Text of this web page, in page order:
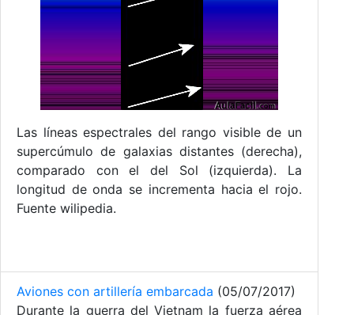
Las líneas espectrales del rango visible de un
supercúmulo de galaxias distantes (derecha),
comparado con el del Sol (izquierda). La
longitud de onda se incrementa hacia el rojo.
Fuente wilipedia.
Aviones con artillería embarcada (05/07/2017)
Durante la guerra del Vietnam la fuerza aérea